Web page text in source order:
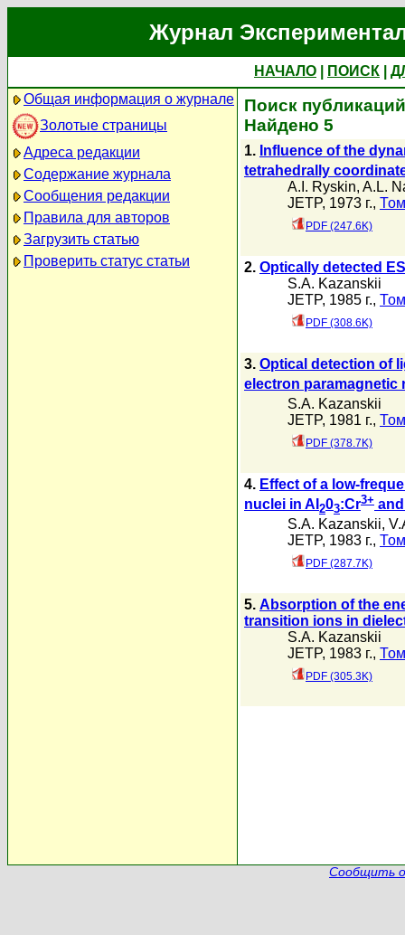
Журнал
НАЧАЛО ПОИСК
Общая информация о журнале
Золотые страницы
Адреса редакции
Содержание журнала
Сообщения редакции
Правила для авторов
Загрузить статью
Проверить статус статьи
Поиск
Найдено 5
1. Influence of the
tetrahedrally
A.I. Ryskin, A.L.
JETP, 1973 г.,
PDF (247.6K)
2. Optically detected
S.A. Kazanskii
JETP, 1985 г.,
PDF (308.6K)
3. Optical detection of
electron paramagnetic
S.A. Kazanskii
JETP, 1981 г.,
PDF (378.7K)
4. Effect of a low-
nuclei in AI 203:Cr3+
S.A. Kazanskii,
JETP, 1983 г.,
PDF (287.7K)
5. Absorption of the
transition ions in
S.A. Kazanskii
JETP, 1983 г.,
PDF (305.3K)
Сообщить о